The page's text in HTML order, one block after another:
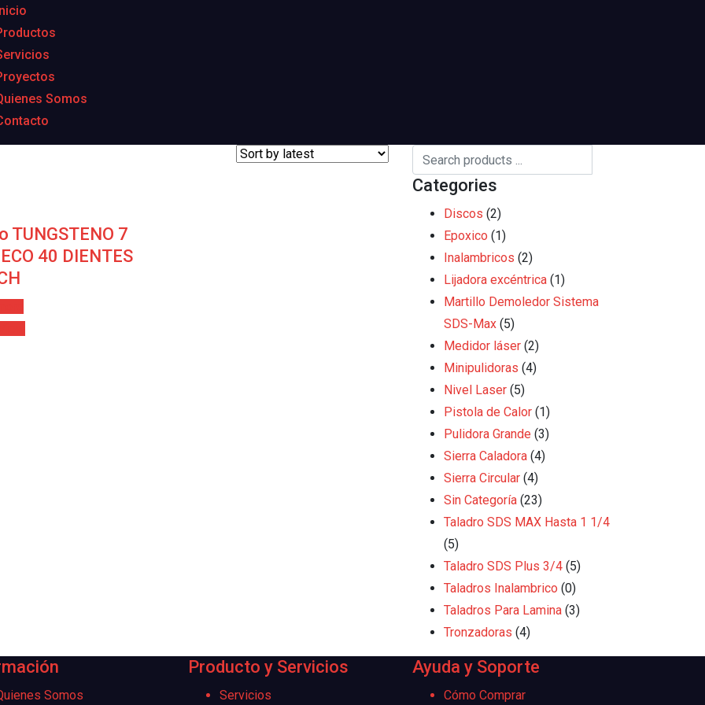
Somos
TUNGSTENO 7
40 DIENTES
Categories
Discos (2)
Epoxico (1)
Inalambricos (2)
Lijadora excéntrica (1)
Martillo Demoledor Sistema
SDS-Max (5)
Medidor láser (2)
Minipulidoras (4)
Nivel Laser (5)
Pistola de Calor (1)
Pulidora Grande (3)
Sierra Caladora (4)
Sierra Circular (4)
Sin Categoría (23)
Taladro SDS MAX Hasta 1 1/4
(5)
Taladro SDS Plus 3/4 (5)
Taladros Inalambrico (0)
Taladros Para Lamina (3)
Tronzadoras (4)
Somos
Producto y Servicios
Servicios
Ayuda y Soporte
Cómo Comprar